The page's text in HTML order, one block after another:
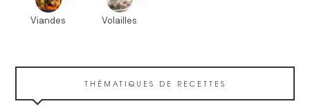
Viandes Volailles
THÉMATIQUES DE RECETTES